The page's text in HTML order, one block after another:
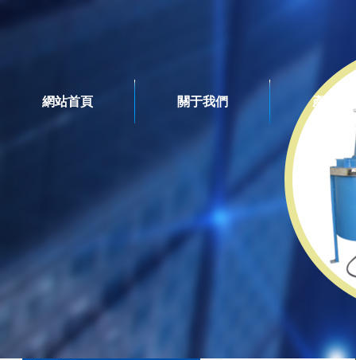
網站首頁 關于我們 產品系
立式循環(huán)球磨機
篩分系列